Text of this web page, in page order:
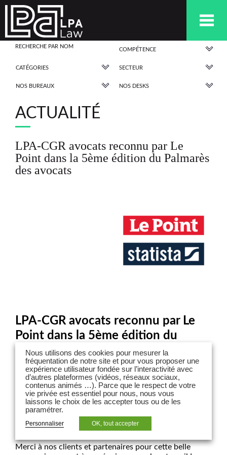
COMPÉTENCE
CATÉGORIES SECTEUR
NOS BUREAUX NOS DESKS
ACTUALITÉ
LPA-CGR avocats reconnu par Le
Point dans la 5ème édition du Palmarès
des avocats
LPA-CGR avocats reconnu par Le
Point dans la 5ème édition du
Palmarès des avocats
LPA-CGR avocats a de nouveau été classé par Le Point
parmi les meilleurs cabinets d’avocats de France dans
les catégories suivantes :
Droit de l’environnement (5 étoiles)
Droit de l’immobilier (5 étoiles)
Droit de l’urbanisme (4 étoiles).
Merci à nos clients et partenaires pour cette belle
Nous utilisons des cookies pour mesurer la
fréquentation de notre site et pour vous proposer une
expérience utilisateur fondée sur l’interactivité avec
d’autres plateformes (vidéos, réseaux sociaux,
contenus animés …). Parce que le respect de votre
vie privée est essentiel pour nous, nous vous
laissons le choix de les accepter tous ou de les
paramétrer.
Personnaliser OK, tout accepter